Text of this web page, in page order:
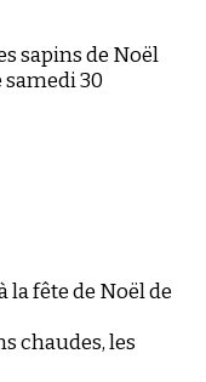
sapins de Noël
30
fête de Noël de
chaudes, les